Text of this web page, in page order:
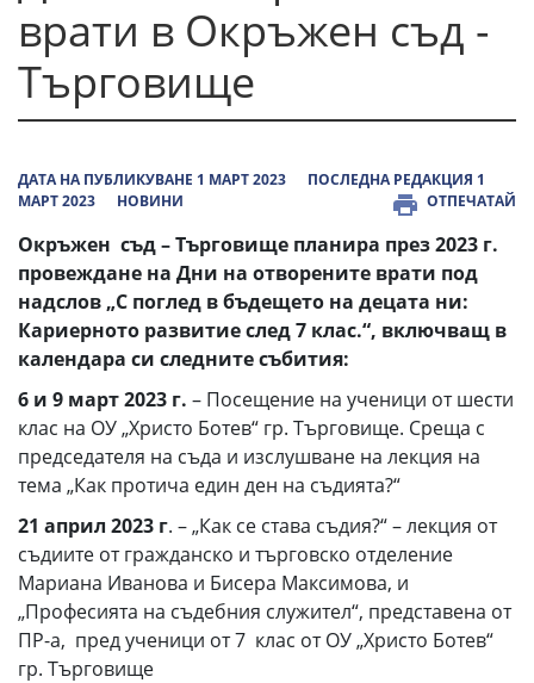
врати в Окръжен съд -
Търговище
ДАТА НА ПУБЛИКУВАНЕ 1 МАРТ 2023
ПОСЛЕДНА РЕДАКЦИЯ 1
МАРТ 2023
НОВИНИ ОТПЕЧАТАЙ
Окръжен съд – Търговище планира през 2023 г.
провеждане на Дни на отворените врати под
надслов „С поглед в бъдещето на децата ни:
Кариерното развитие след 7 клас.“, включващ в
календара си следните събития:
6 и 9 март 2023 г. – Посещение на ученици от шести
клас на ОУ „Христо Ботев“ гр. Търговище. Среща с
председателя на съда и изслушване на лекция на
тема „Как протича един ден на съдията?“
21 април 2023 г. – „Как се става съдия?“ – лекция от
съдиите от гражданско и търговско отделение
Мариана Иванова и Бисера Максимова, и
„Професията на съдебния служител“, представена от
ПР-а, пред ученици от 7 клас от ОУ „Христо Ботев“
гр. Търговище